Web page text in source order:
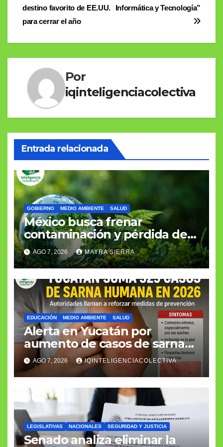
de
entradas
Informática y Tecnología”
destino favorito de EE.UU.
para cerrar el año
Por
iqinteligenciacolectiva
Entrada relacionada
GOBIERNO MEDIO AMBIENTE SALUD
México busca frenar
contaminación y pérdida de
biodiversidad
AGO 7, 2026 MAYRA SIERRA
EDUCACIÓN MEDIO AMBIENTE SALUD
Alerta en Yucatán por
aumento de casos de sarna
humana
AGO 7, 2026 IQINTELIGENCIACOLECTIVA
LEGISLATIVAS NACIONALES SEGURIDAD Y JUSTICIA
Senado analiza eliminar la